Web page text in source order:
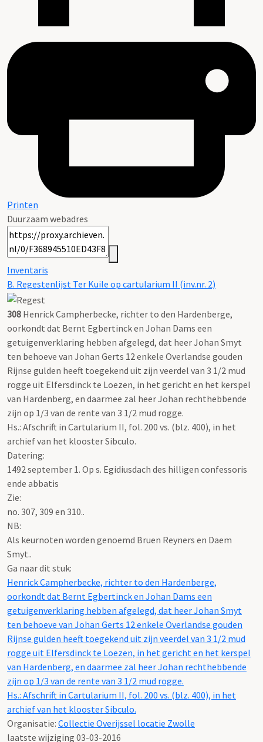
Printen
Duurzaam webadres
Inventaris
B. Regestenlijst Ter Kuile op cartularium II (inv.nr. 2)
308 Henrick Campherbecke, richter to den Hardenberge,
oorkondt dat Bernt Egbertinck en Johan Dams een
getuigenverklaring hebben afgelegd, dat heer Johan Smyt
ten behoeve van Johan Gerts 12 enkele Overlandse gouden
Rijnse gulden heeft toegekend uit zijn veerdel van 3 1/2 mud
rogge uit Elfersdinck te Loezen, in het gericht en het kerspel
van Hardenberg, en daarmee zal heer Johan rechthebbende
zijn op 1/3 van de rente van 3 1/2 mud rogge.
Hs.: Afschrift in Cartularium II, fol. 200 vs. (blz. 400), in het
archief van het klooster Sibculo.
Datering:
1492 september 1. Op s. Egidiusdach des hilligen confessoris
ende abbatis
Zie:
no. 307, 309 en 310..
NB:
Als keurnoten worden genoemd Bruen Reyners en Daem
Smyt..
Ga naar dit stuk:
Henrick Campherbecke, richter to den Hardenberge,
oorkondt dat Bernt Egbertinck en Johan Dams een
getuigenverklaring hebben afgelegd, dat heer Johan Smyt
ten behoeve van Johan Gerts 12 enkele Overlandse gouden
Rijnse gulden heeft toegekend uit zijn veerdel van 3 1/2 mud
rogge uit Elfersdinck te Loezen, in het gericht en het kerspel
van Hardenberg, en daarmee zal heer Johan rechthebbende
zijn op 1/3 van de rente van 3 1/2 mud rogge.
Hs.: Afschrift in Cartularium II, fol. 200 vs. (blz. 400), in het
archief van het klooster Sibculo.
Organisatie: Collectie Overijssel locatie Zwolle
laatste wijziging 03-03-2016